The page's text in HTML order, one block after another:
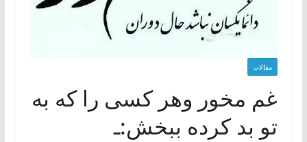
مقالات
غم مخور وهر کسی را که به
تو بد کرده ببخش:ـ